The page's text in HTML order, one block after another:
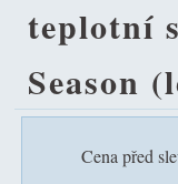
teplotní
Season
Cena před